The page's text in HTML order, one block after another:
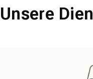
Unsere